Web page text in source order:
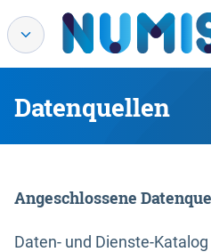
Datenquellen
Angeschlossene
Daten- und Dienste-